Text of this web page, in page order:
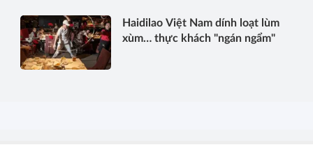
Haidilao Việt Nam dính loạt lùm
xùm… thực khách "ngán ngẩm"